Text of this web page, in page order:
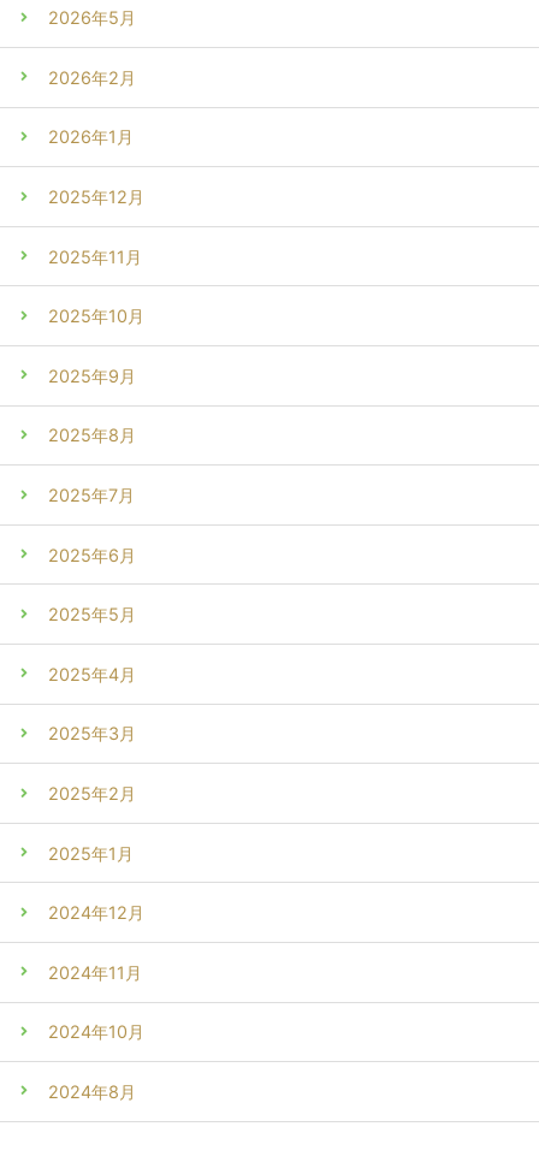
2026年5月
2026年2月
2026年1月
2025年12月
2025年11月
2025年10月
2025年9月
2025年8月
2025年7月
2025年6月
2025年5月
2025年4月
2025年3月
2025年2月
2025年1月
2024年12月
2024年11月
2024年10月
2024年8月